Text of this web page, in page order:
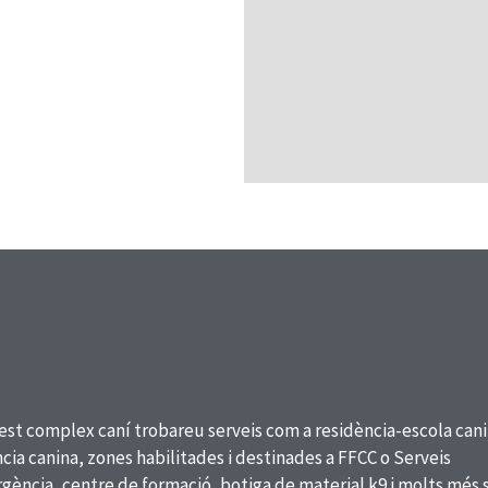
complex caní trobareu serveis com a residència-escola
canina, zones habilitades i destinades a FFCC o Serveis